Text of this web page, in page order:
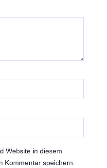
Website in diesem
Kommentar speichern.